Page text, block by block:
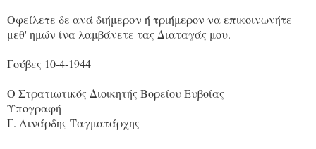
Οφείλετε δε ανά διήμερσν ή τριήμερον να επικοινωνήτε
μεθ' ημών ίνα λαμβάνετε τας Διαταγάς μου.
Γούβες 10-4-1944
Ο Στρατιωτικός Διοικητής Βορείου Ευβοίας
Υπογραφή
Γ. Λινάρδης Ταγματάρχης